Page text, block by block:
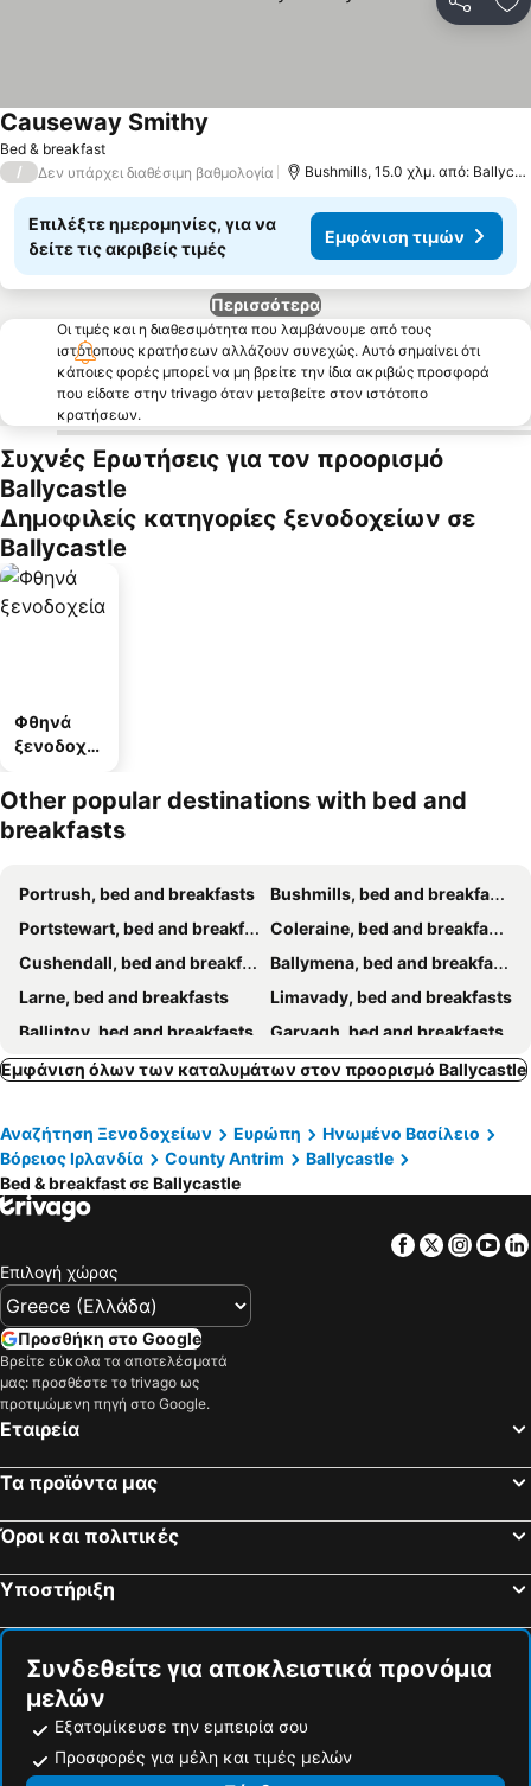
Bed & breakfast
Causeway Smithy
/ Δεν υπάρχει διαθέσιμη βαθμολογία Bushmills, 15.0 χλμ. από: Ballycastle
Επιλέξτε ημερομηνίες, για να
δείτε τις ακριβείς τιμές
Εμφάνιση τιμών
Περισσότερα
Οι τιμές και η διαθεσιμότητα που λαμβάνουμε από τους
ιστότοπους κρατήσεων αλλάζουν συνεχώς. Αυτό σημαίνει ότι
κάποιες φορές μπορεί να μη βρείτε την ίδια ακριβώς προσφορά
που είδατε στην trivago όταν μεταβείτε στον ιστότοπο
κρατήσεων.
Συχνές Ερωτήσεις για τον προορισμό
Ballycastle
Δημοφιλείς κατηγορίες ξενοδοχείων σε
Ballycastle
Φθηνά
ξενοδοχεί
Other popular destinations with bed and
breakfasts
Portrush, bed and breakfasts
Bushmills, bed and breakfasts
Portstewart, bed and breakfasts
Coleraine, bed and breakfasts
Cushendall, bed and breakfasts
Ballymena, bed and breakfasts
Larne, bed and breakfasts
Limavady, bed and breakfasts
Ballintoy, bed and breakfasts
Garvagh, bed and breakfasts
Greencastle, bed and breakfasts
Cloughmills, bed and breakfasts
Port Ellen, bed and breakfasts Ballygally, bed and breakfasts
Εμφάνιση όλων των καταλυμάτων στον προορισμό Ballycastle
Αναζήτηση Ξενοδοχείων Ευρώπη
Ηνωμένο Βασίλειο
Βόρειος Ιρλανδία
County Antrim
Ballycastle
Bed & breakfast σε Ballycastle
Facebook
Twitter
Επιλογή χώρας
Προσθήκη στο Google
Βρείτε εύκολα τα αποτελέσματά
μας: προσθέστε το trivago ως
προτιμώμενη πηγή στο Google.
Εταιρεία
Τα προϊόντα μας
Όροι και πολιτικές
Υποστήριξη
Συνδεθείτε για αποκλειστικά προνόμια
μελών
Εξατομίκευσε την εμπειρία σου
Προσφορές για μέλη και τιμές μελών